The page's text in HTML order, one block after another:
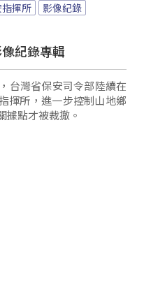
揮所
影像紀錄
紀錄專輯
台灣省保安司令部陸續在
揮所，進一步控制山地鄉
據點才被裁撤。